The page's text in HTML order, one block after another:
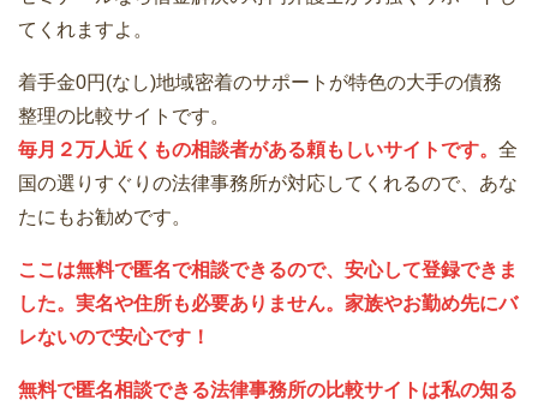
てくれますよ。
着手金0円(なし)地域密着のサポートが特色の大手の債務
整理の比較サイトです。
毎月２万人近くもの相談者がある頼もしいサイトです。 全
国の選りすぐりの法律事務所が対応してくれるので、あな
たにもお勧めです。
ここは無料で匿名で相談できるので、安心して登録できま
した。実名や住所も必要ありません。家族やお勤め先にバ
レないので安心です！
無料で匿名相談できる法律事務所の比較サイトは私の知る